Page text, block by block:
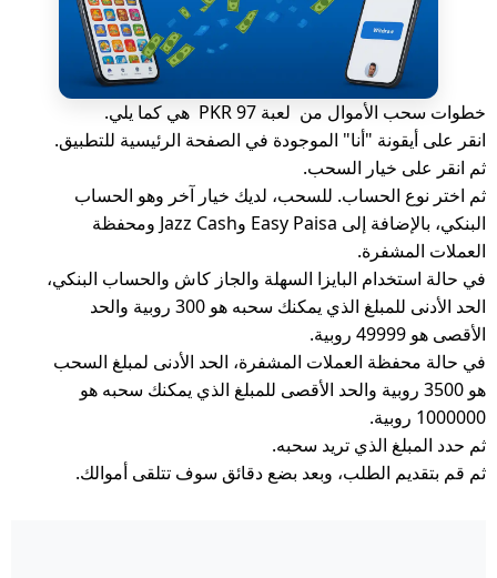
خطوات سحب الأموال من لعبة 97 PKR هي كما يلي.
انقر على أيقونة "أنا" الموجودة في الصفحة الرئيسية للتطبيق.
ثم انقر على خيار السحب.
ثم اختر نوع الحساب. للسحب، لديك خيار آخر وهو الحساب
البنكي، بالإضافة إلى Easy Paisa وJazz Cash ومحفظة
العملات المشفرة.
في حالة استخدام البايزا السهلة والجاز كاش والحساب البنكي،
الحد الأدنى للمبلغ الذي يمكنك سحبه هو 300 روبية والحد
الأقصى هو 49999 روبية.
في حالة محفظة العملات المشفرة، الحد الأدنى لمبلغ السحب
هو 3500 روبية والحد الأقصى للمبلغ الذي يمكنك سحبه هو
1000000 روبية.
ثم حدد المبلغ الذي تريد سحبه.
ثم قم بتقديم الطلب، وبعد بضع دقائق سوف تتلقى أموالك.